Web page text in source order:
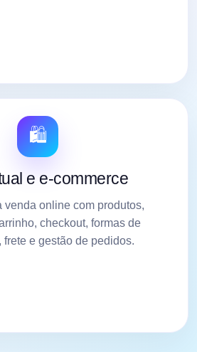
🛍️
e e-commerce
venda online com produtos,
checkout, formas de
frete e gestão de pedidos.